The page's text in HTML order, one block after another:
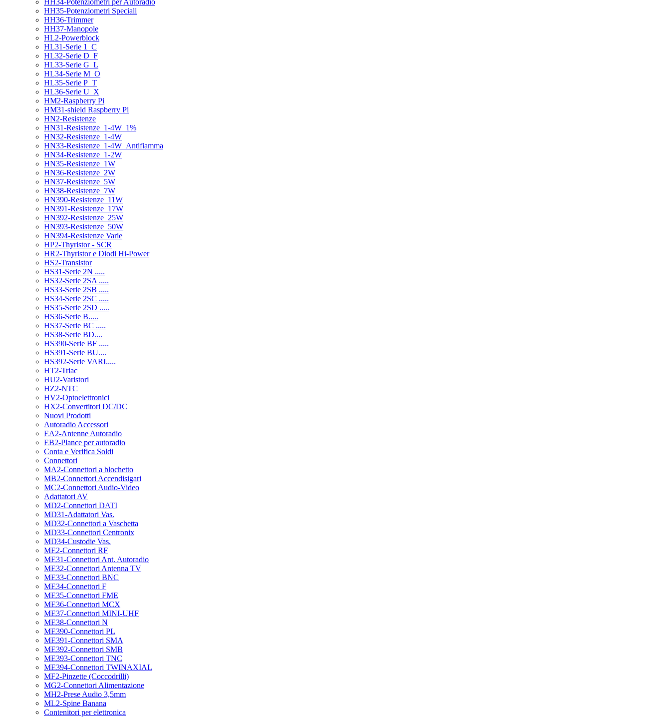
HH34-Potenziometri per Autoradio
HH35-Potenziometri Speciali
HH36-Trimmer
HH37-Manopole
HL2-Powerblock
HL31-Serie 1_C
HL32-Serie D_F
HL33-Serie G_L
HL34-Serie M_O
HL35-Serie P_T
HL36-Serie U_X
HM2-Raspberry Pi
HM31-shield Raspberry Pi
HN2-Resistenze
HN31-Resistenze_1-4W_1%
HN32-Resistenze_1-4W
HN33-Resistenze_1-4W_Antifiamma
HN34-Resistenze_1-2W
HN35-Resistenze_1W
HN36-Resistenze_2W
HN37-Resistenze_5W
HN38-Resistenze_7W
HN390-Resistenze_11W
HN391-Resistenze_17W
HN392-Resistenze_25W
HN393-Resistenze_50W
HN394-Resistenze Varie
HP2-Thyristor - SCR
HR2-Thyristor e Diodi Hi-Power
HS2-Transistor
HS31-Serie 2N .....
HS32-Serie 2SA .....
HS33-Serie 2SB .....
HS34-Serie 2SC .....
HS35-Serie 2SD .....
HS36-Serie B.....
HS37-Serie BC .....
HS38-Serie BD....
HS390-Serie BF .....
HS391-Serie BU....
HS392-Serie VARI.....
HT2-Triac
HU2-Varistori
HZ2-NTC
HV2-Optoelettronici
HX2-Convertitori DC/DC
Nuovi Prodotti
Autoradio Accessori
EA2-Antenne Autoradio
EB2-Plance per autoradio
Conta e Verifica Soldi
Connettori
MA2-Connettori a blochetto
MB2-Connettori Accendisigari
MC2-Connettori Audio-Video
Adattatori AV
MD2-Connettori DATI
MD31-Adattatori Vas.
MD32-Connettori a Vaschetta
MD33-Connettori Centronix
MD34-Custodie Vas.
ME2-Connettori RF
ME31-Connettori Ant. Autoradio
ME32-Connettori Antenna TV
ME33-Connettori BNC
ME34-Connettori F
ME35-Connettori FME
ME36-Connettori MCX
ME37-Connettori MINI-UHF
ME38-Connettori N
ME390-Connettori PL
ME391-Connettori SMA
ME392-Connettori SMB
ME393-Connettori TNC
ME394-Connettori TWINAXIAL
MF2-Pinzette (Coccodrilli)
MG2-Connettori Alimentazione
MH2-Prese Audio 3,5mm
ML2-Spine Banana
Contenitori per elettronica